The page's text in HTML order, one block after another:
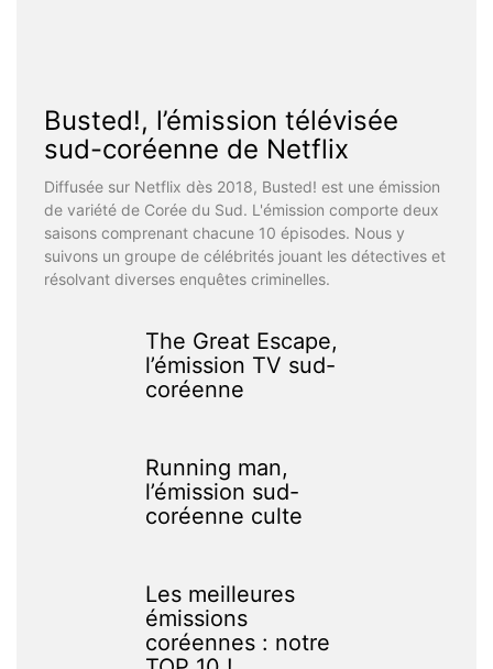
Busted!, l’émission télévisée
sud-coréenne de Netflix
Diffusée sur Netflix dès 2018, Busted! est une émission
de variété de Corée du Sud. L'émission comporte deux
saisons comprenant chacune 10 épisodes. Nous y
suivons un groupe de célébrités jouant les détectives et
résolvant diverses enquêtes criminelles.
The Great Escape,
l’émission TV sud-
coréenne
Running man,
l’émission sud-
coréenne culte
Les meilleures
émissions
coréennes : notre